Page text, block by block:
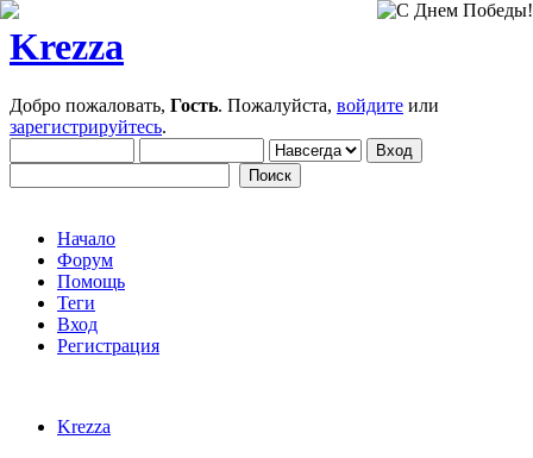
Krezza
Добро пожаловать, Гость. Пожалуйста, войдите или
зарегистрируйтесь.
Начало
Форум
Помощь
Теги
Вход
Регистрация
Krezza